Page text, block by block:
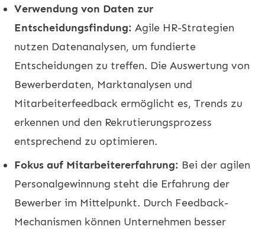
Verwendung von Daten zur
Entscheidungsfindung: Agile HR-Strategien
nutzen Datenanalysen, um fundierte
Entscheidungen zu treffen. Die Auswertung von
Bewerberdaten, Marktanalysen und
Mitarbeiterfeedback ermöglicht es, Trends zu
erkennen und den Rekrutierungsprozess
entsprechend zu optimieren.
Fokus auf Mitarbeitererfahrung: Bei der agilen
Personalgewinnung steht die Erfahrung der
Bewerber im Mittelpunkt. Durch Feedback-
Mechanismen können Unternehmen besser